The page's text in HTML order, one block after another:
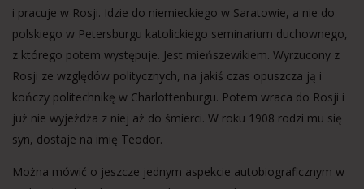
i pracuje w Rosji. Idzie do niemieckiego w Saratowie, a nie do
polskiego w Petersburgu katolickiego seminarium duchownego,
z którego potem występuje. Jest mieńszewikiem. Wyrzucony z
Rosji ze względów politycznych, na jakiś czas opuszcza ją i
kończy politechnikę w Charlottenburgu. Potem wraca do Rosji i
już nie wyjeżdża z niej aż do śmierci. W roku 1908 rodzi mu się
syn, dostaje na imię Teodor.
Można mówić o jeszcze jednym aspekcie autobiograficznym w